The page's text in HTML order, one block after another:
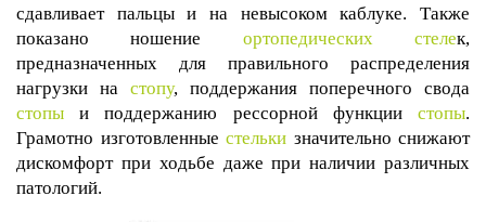
сдавливает пальцы и на невысоком каблуке. Также
показано ношение ортопедических стелек,
предназначенных для правильного распределения
нагрузки на стопу, поддержания поперечного свода
стопы и поддержанию рессорной функции стопы.
Грамотно изготовленные стельки значительно снижают
дискомфорт при ходьбе даже при наличии различных
патологий.